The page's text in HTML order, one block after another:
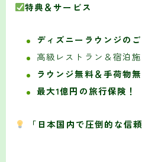
特典＆サービス
ディズニーラウンジの
高級レストラン＆宿泊
ラウンジ無料＆手荷物無
最大1億円の旅行保険！
「日本国内で圧倒的な信